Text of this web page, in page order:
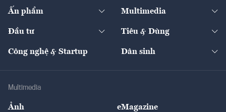
Khung pháp lý
Start-up
Quản trị số
Tư vấn
Thị trường
Nông sản
Kinh tế
Ấn phẩm
The Guide
Multimedia
Đầu tư Tiêu & Dùng
Công nghệ & Startup Dân sinh
Multimedia
Ảnh eMagazine